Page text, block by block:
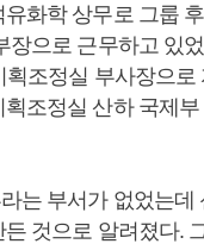
화학 상무로 그룹
장으로 근무하고 있
획조정실 부사장으로
획조정실 산하 국제
는 부서가 없었는데
든 것으로 알려졌다.